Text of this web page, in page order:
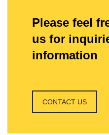
Please feel
us for
information
CONTACT US